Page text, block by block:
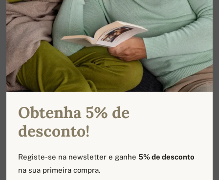
Obtenha 5% de
desconto!
Registe-se na newsletter e ganhe5% de desconto
na sua primeira compra.